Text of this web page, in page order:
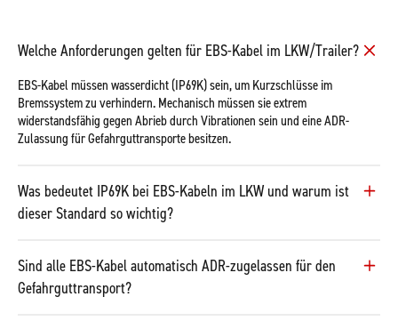
Welche Anforderungen gelten für EBS-Kabel im LKW/Trailer?
EBS-Kabel müssen wasserdicht (IP69K) sein, um Kurzschlüsse im
Bremssystem zu verhindern. Mechanisch müssen sie extrem
widerstandsfähig gegen Abrieb durch Vibrationen sein und eine ADR-
Zulassung für Gefahrguttransporte besitzen.
Was bedeutet IP69K bei EBS-Kabeln im LKW und warum ist
dieser Standard so wichtig?
Sind alle EBS-Kabel automatisch ADR-zugelassen für den
Gefahrguttransport?